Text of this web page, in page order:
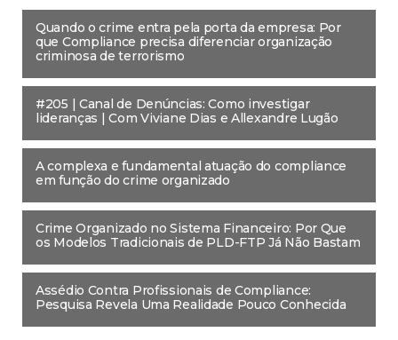
Quando o crime entra pela porta da empresa: Por
que Compliance precisa diferenciar organização
criminosa de terrorismo
#205 | Canal de Denúncias: Como investigar
lideranças | Com Viviane Dias e Allexandre Lugão
A complexa e fundamental atuação do compliance
em função do crime organizado
Crime Organizado no Sistema Financeiro: Por Que
os Modelos Tradicionais de PLD-FTP Já Não Bastam
Assédio Contra Profissionais de Compliance:
Pesquisa Revela Uma Realidade Pouco Conhecida